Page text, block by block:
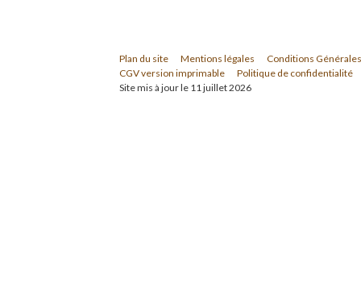
Plan du site Mentions légales
Conditions
CGV version imprimable
Politique de confidentialité
Site mis à jour le 11 juillet 2026